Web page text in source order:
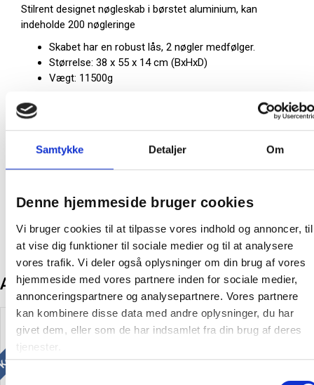
Samtykke Detaljer Om
Denne hjemmeside bruger cookies
Vi bruger cookies til at tilpasse vores indhold og annoncer, til
at vise dig funktioner til sociale medier og til at analysere
vores trafik. Vi deler også oplysninger om din brug af vores
hjemmeside med vores partnere inden for sociale medier,
annonceringspartnere og analysepartnere. Vores partnere
kan kombinere disse data med andre oplysninger, du har
givet dem, eller som de har indsamlet fra din brug af deres
tjenester.
Samtykkevalg
Stilrent designet nøgleskab i børstet aluminium, kan
indeholde 200 nøgleringe
Skabet har en robust lås, 2 nøgler medfølger.
Størrelse: 38 x 55 x 14 cm (BxHxD)
Vægt: 11500g
Andre kunder købte også
mere og spar Køb mere og spar